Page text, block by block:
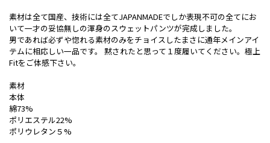
素材は全て国産、技術には全てJAPANMADEでしか表現不可の全てにお
いて一才の妥協無しの渾身のスウェットパンツが完成しました。
男であれば必ずや惚れる素材のみをチョイスしたまさに通年メインアイ
テムに相応しい一品です。 黙されたと思って１度履いてください。極上
Fitをご体感下さい。
素材
本体
綿73%
ポリエステル22%
ポリウレタン５%